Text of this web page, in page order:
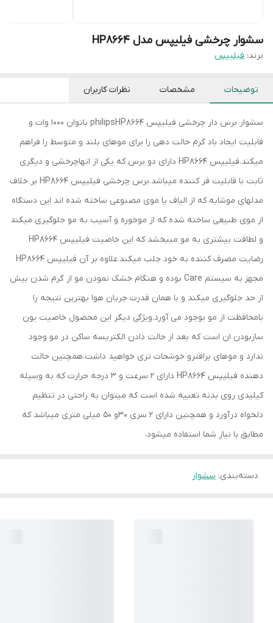
سشوار چرخشی فیلیپس مدل HP8664
برند: فیلیپس
توضیحات مشخصات نظرات کاربران
سشوار برس دار چرخشی فیلیپس philipsHP8664 باتوان 1000 وات و
قابلیت ایجاد باد گرم حالت دهی را برای موهای بلند و متوسط را فراهم
میکند.فیلیپس HP8664 دارای دو برس که یکی از انهاچرخشی و دیگری
ثابت با قابلیت فر کننده میباشد.برس چرخشی فیلیپس HP8664 بر خلاف
مدلهای موشابه که از الیاف یا موی مصنوعی ساخته شده اند این دستگاه
از موی طبیعی ساخته شده که از موخوره و آسیب به مو جلوگیری میکند
و لطافت بیشتری به مو میبخشد که این خاصیت فیلیپس HP8664
رضایت مصرف کننده به خود جلب میکند.علاوه بر آن فیلیپس HP8664
مجهز به سیستم Care بوده و هنگام خشک نمودن مو از گرم شدن بیش
از حد جلوگیری میکند و با همان قدرت جریان هوا بهترین نتیجه را
بامحافظت از مو بوجود می آورد.ویژگی دیگر این محصول خاصیت یون
سازبودن ان است که بعد از حالت دادن الکتریسه ساکن در مو وجود
ندارد و موهای براقترو خوشحات تری خواهید داشت.همچنین حالت
دهنده فیلیپس HP8664 دارای 2 سرعت و 3 درجه حرارت که به وسیله
کیلیدی روی بدنه تعبیه شده است که میتوان به راحتی در تنظیم
دلخواه درآورد و همچنین دارای 2 سری 30و 50 میلی متری میباشد که
مطابق با نیاز شما استفاده میشود.
دسته‌بندی: سشوار